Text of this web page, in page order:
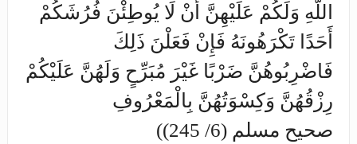
اللَّهِ وَلَكُمْ عَلَيْهِنَّ أَنْ لَا يُوطِئْنَ فُرُشَكُمْ
أَحَدًا تَكْرَهُونَهُ فَإِنْ فَعَلْنَ ذَلِكَ
فَاضْرِبُوهُنَّ ضَرْبًا غَيْرَ مُبَرِّحٍ وَلَهُنَّ عَلَيْكُمْ
رِزْقُهُنَّ وَكِسْوَتُهُنَّ بِالْمَعْرُوفِ
(صحيح مسلم (6/ 245)